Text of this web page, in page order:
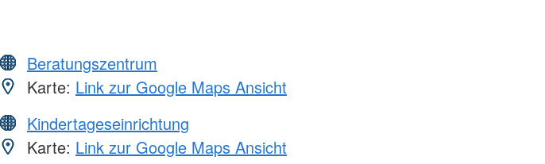
Beratungszentrum
Karte: Link zur Google Maps Ansicht
Kindertageseinrichtung
Karte: Link zur Google Maps Ansicht